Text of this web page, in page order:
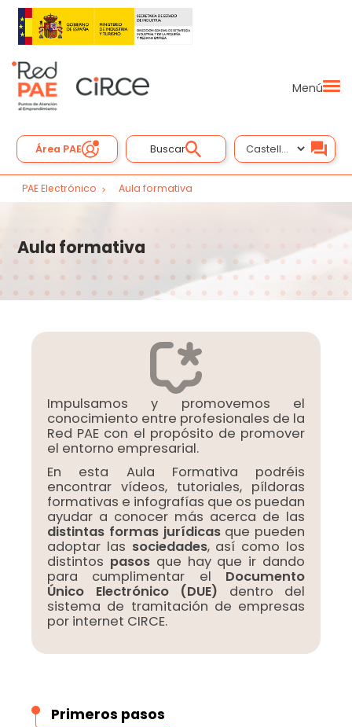
Área PAE Buscar
Menú
PAE Electrónico Aula formativa
Aula formativa
Impulsamos y promovemos el
conocimiento entre profesionales de la
Red PAE con el propósito de promover
el entorno empresarial.
En esta Aula Formativa podréis
encontrar vídeos, tutoriales, píldoras
formativas e infografías que os puedan
ayudar a conocer más acerca de las
distintas formas jurídicasque pueden
adoptar las sociedades, así como los
distintos pasosque hay que ir dando
para cumplimentar el Documento
Único Electrónico (DUE) dentro del
sistema de tramitación de empresas
por internet CIRCE.
Primeros pasos